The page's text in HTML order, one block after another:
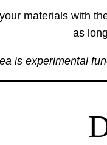
materials with
as
is experimental